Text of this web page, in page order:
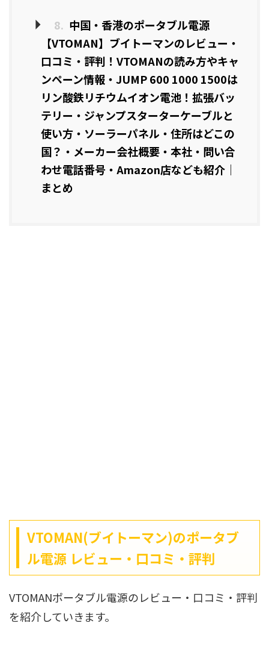
8. 中国・香港のポータブル電源
【VTOMAN】ブイトーマンのレビュー・
口コミ・評判！VTOMANの読み方やキャ
ンペーン情報・JUMP 600 1000 1500は
リン酸鉄リチウムイオン電池！拡張バッ
テリー・ジャンプスターターケーブルと
使い方・ソーラーパネル・住所はどこの
国？・メーカー会社概要・本社・問い合
わせ電話番号・Amazon店なども紹介｜
まとめ
VTOMAN(ブイトーマン)のポータブ
ル電源 レビュー・口コミ・評判
VTOMANポータブル電源のレビュー・口コミ・評判
を紹介していきます。